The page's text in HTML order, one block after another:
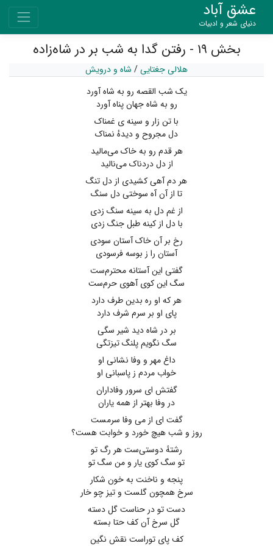
عشق آباد
دنیای شعر و ادبیات
بخش ۱۹ - رفتن گدا به شب بر در شاه‌زاده
هلالی جغتایی/ شاه و درویش
یک شب القصه رو به شاه آورد
رو به شاه جهان پناه آورد
با تن زار و سینه ی غمناک
دل مجروح و دیدهٔ نمناک
هر قدم رو به خاک می‌مالید
از دل دردناک می‌نالید
هر دم آهی کشیدی از دل تنگ
تا از آن آه سوختی دل سنگ
از غم دل به سینه سنگ زدی
با دل از کینه طبل جنگ زدی
رخ بر آن خاک آستان سودی
آستان را ز بوسه فرسودی
گفتی این آستانه محترم‌ست
سگ این کوی آهوی حرم‌ست
هر که او ره بدین طرف دارد
پای او بر سرم شرف دارد
بر در شاه دید شیر سگی
سگ نگویم پلنگ تیزتگی
داغ مهر و وفا نشانی او
خواب مردم ز پاسبانی او
گفتش ای سرور وفاداران
در وفا بهتر از همه یاران
گفت ای از می وفا سرمست
روز و شب هیچ خورد و خوابت هست؟
رشتهٔ دوستی‌ست هر رگ تو
تو سگ کوی یار و من سگ تو
پنجه و ناخنت به خون شکار
سرخ همچون گلست و تیز چو خار
دست تو در حناست گل دسته
گل سرخ آن کف حتا بسته
کف پای توراست نقش نگین